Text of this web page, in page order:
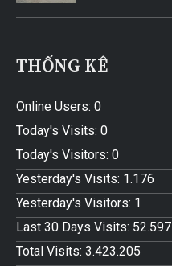
THỐNG KÊ
Online Users: 0
Today's Visits: 0
Today's Visitors: 0
Yesterday's Visits: 1.176
Yesterday's Visitors: 1
Last 30 Days Visits: 52.597
Total Visits: 3.423.205